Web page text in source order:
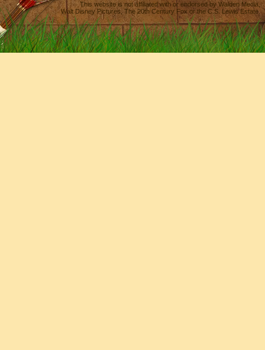
This website is not affiliated with or endorsed byWalden Media
Walt Disney Pictures,The 20th Century Fox or the C.S. Lewis Estate.